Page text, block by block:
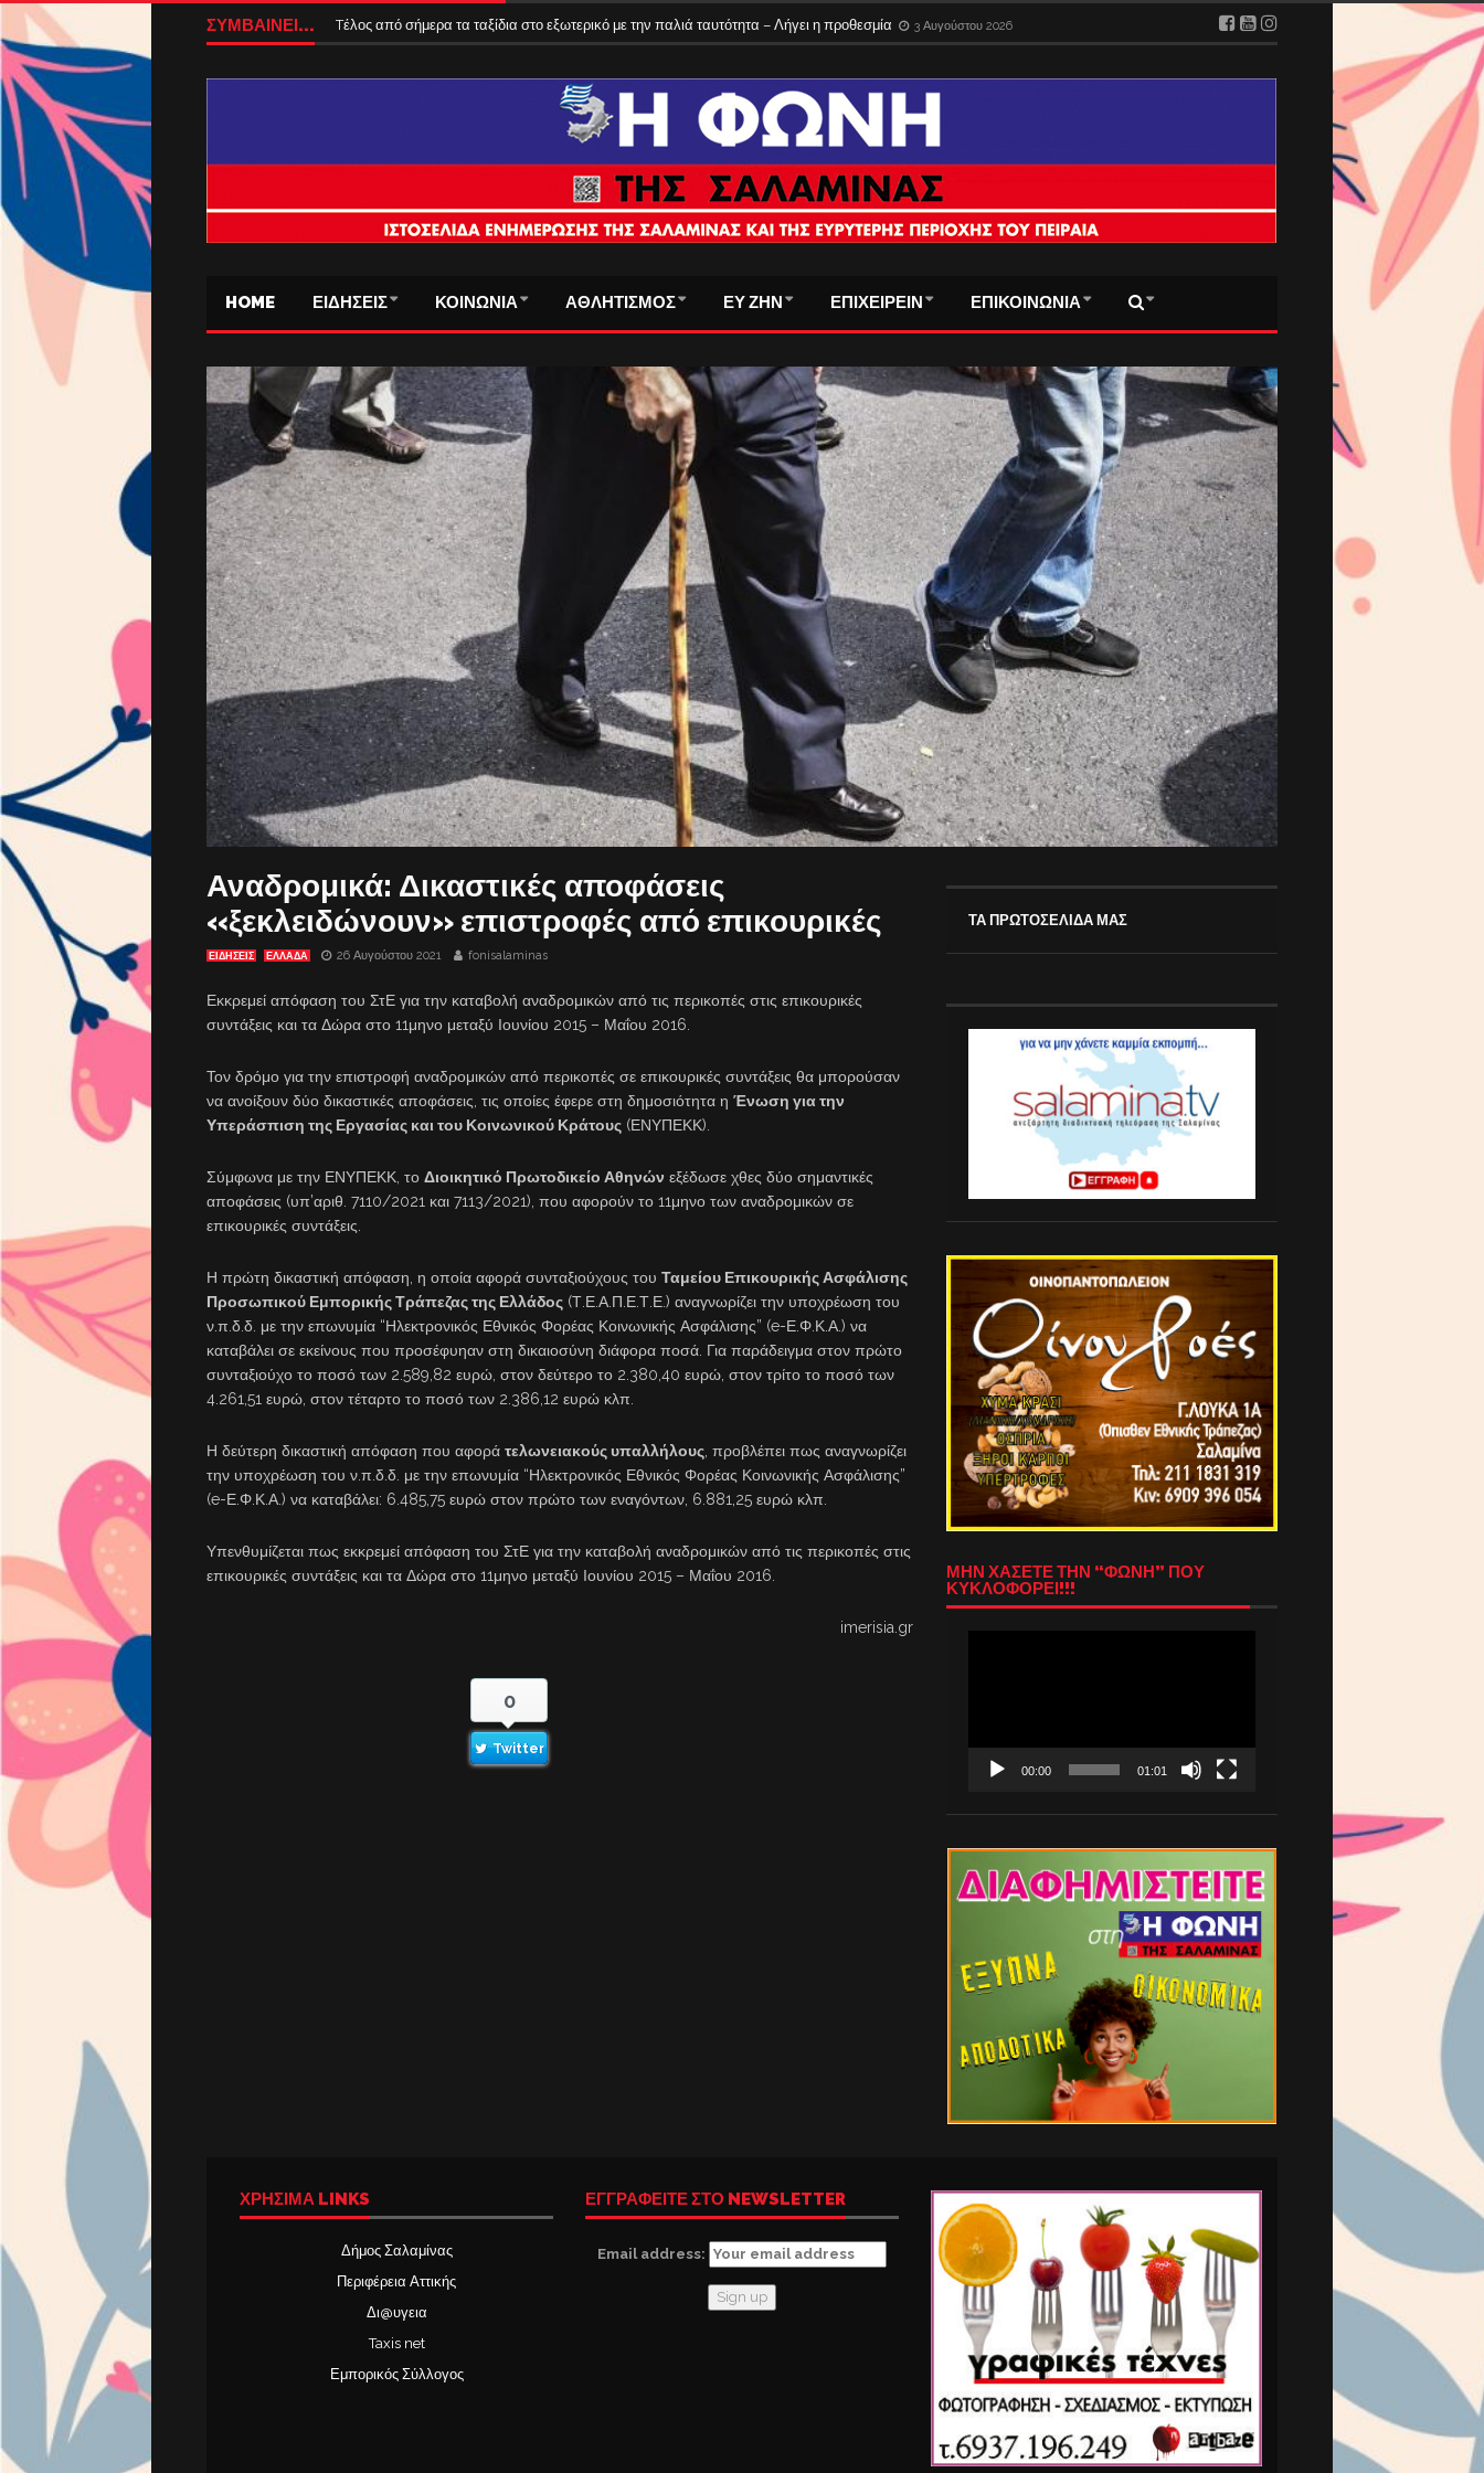
ΣΥΜΒΑΙΝΕΙ... Tέλος από σήμερα τα ταξίδια στο εξωτερικό με την παλιά ταυτότητα – Λήγει η προθεσμία 3 Αυγούστου 2026
HOME ΕΙΔΗΣΕΙΣ ΚΟΙΝΩΝΙΑ ΑΘΛΗΤΙΣΜΟΣ ΕΥ ΖΗΝ ΕΠΙΧΕΙΡΕΙΝ ΕΠΙΚΟΙΝΩΝΙΑ
Αναδρομικά: Δικαστικές αποφάσεις
«ξεκλειδώνουν» επιστροφές από επικουρικές
ΕΙΔΗΣΕΙΣ ΕΛΛΑΔΑ 26 Αυγούστου 2021 fonisalaminas
Εκκρεμεί απόφαση του ΣτΕ για την καταβολή αναδρομικών από τις περικοπές στις επικουρικές
συντάξεις και τα Δώρα στο 11μηνο μεταξύ Ιουνίου 2015 – Μαΐου 2016.
Τον δρόμο για την επιστροφή αναδρομικών από περικοπές σε επικουρικές συντάξεις θα μπορούσαν
να ανοίξουν δύο δικαστικές αποφάσεις, τις οποίες έφερε στη δημοσιότητα η Ένωση για την
Υπεράσπιση της Εργασίας και του Κοινωνικού Κράτους (ΕΝΥΠΕΚΚ).
Σύμφωνα με την ΕΝΥΠΕΚΚ, το Διοικητικό Πρωτοδικείο Αθηνών εξέδωσε χθες δύο σημαντικές
αποφάσεις (υπ’αριθ. 7110/2021 και 7113/2021), που αφορούν το 11μηνο των αναδρομικών σε
επικουρικές συντάξεις.
Η πρώτη δικαστική απόφαση, η οποία αφορά συνταξιούχους του Ταμείου Επικουρικής Ασφάλισης
Προσωπικού Εμπορικής Τράπεζας της Ελλάδος (Τ.Ε.Α.Π.Ε.Τ.Ε.) αναγνωρίζει την υποχρέωση του
ν.π.δ.δ. με την επωνυμία “Ηλεκτρονικός Εθνικός Φορέας Κοινωνικής Ασφάλισης” (e-Ε.Φ.Κ.Α.) να
καταβάλει σε εκείνους που προσέφυηαν στη δικαιοσύνη διάφορα ποσά. Για παράδειγμα στον πρώτο
συνταξιούχο το ποσό των 2.589,82 ευρώ, στον δεύτερο το 2.380,40 ευρώ, στον τρίτο το ποσό των
4.261,51 ευρώ, στον τέταρτο το ποσό των 2.386,12 ευρώ κλπ.
Η δεύτερη δικαστική απόφαση που αφορά τελωνειακούς υπαλλήλους, προβλέπει πως αναγνωρίζει
την υποχρέωση του ν.π.δ.δ. με την επωνυμία “Ηλεκτρονικός Εθνικός Φορέας Κοινωνικής Ασφάλισης”
(e-Ε.Φ.Κ.Α.) να καταβάλει: 6.485,75 ευρώ στον πρώτο των εναγόντων, 6.881,25 ευρώ κλπ.
Υπενθυμίζεται πως εκκρεμεί απόφαση του ΣτΕ για την καταβολή αναδρομικών από τις περικοπές στις
επικουρικές συντάξεις και τα Δώρα στο 11μηνο μεταξύ Ιουνίου 2015 – Μαΐου 2016.
imerisia.gr
0
Twitter
ΤΑ ΠΡΩΤΟΣΕΛΙΔΑ ΜΑΣ
ΜΗΝ ΧΑΣΕΤΕ ΤΗΝ “ΦΩΝΗ” ΠΟΥ
ΚΥΚΛΟΦΟΡΕΙ!!!
00:00 01:01
ΧΡΉΣΙΜΑ LINKS
Δήμος Σαλαμίνας
Περιφέρεια Αττικής
Δι@υγεια
Taxis net
Εμπορικός Σύλλογος
ΕΓΓΡΑΦΕΙΤΕ ΣΤΟ NEWSLETTER
Email address: